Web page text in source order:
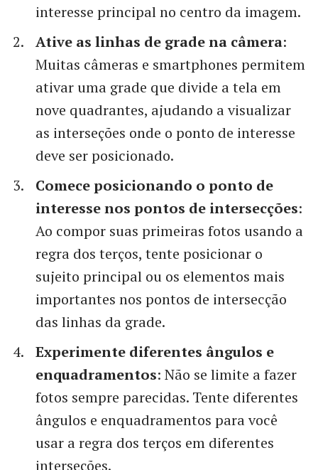
interesse principal no centro da imagem.
Ative as linhas de grade na câmera:
Muitas câmeras e smartphones permitem
ativar uma grade que divide a tela em
nove quadrantes, ajudando a visualizar
as interseções onde o ponto de interesse
deve ser posicionado.
Comece posicionando o ponto de
interesse nos pontos de intersecções:
Ao compor suas primeiras fotos usando a
regra dos terços, tente posicionar o
sujeito principal ou os elementos mais
importantes nos pontos de intersecção
das linhas da grade.
Experimente diferentes ângulos e
enquadramentos: Não se limite a fazer
fotos sempre parecidas. Tente diferentes
ângulos e enquadramentos para você
usar a regra dos terços em diferentes
interseções.